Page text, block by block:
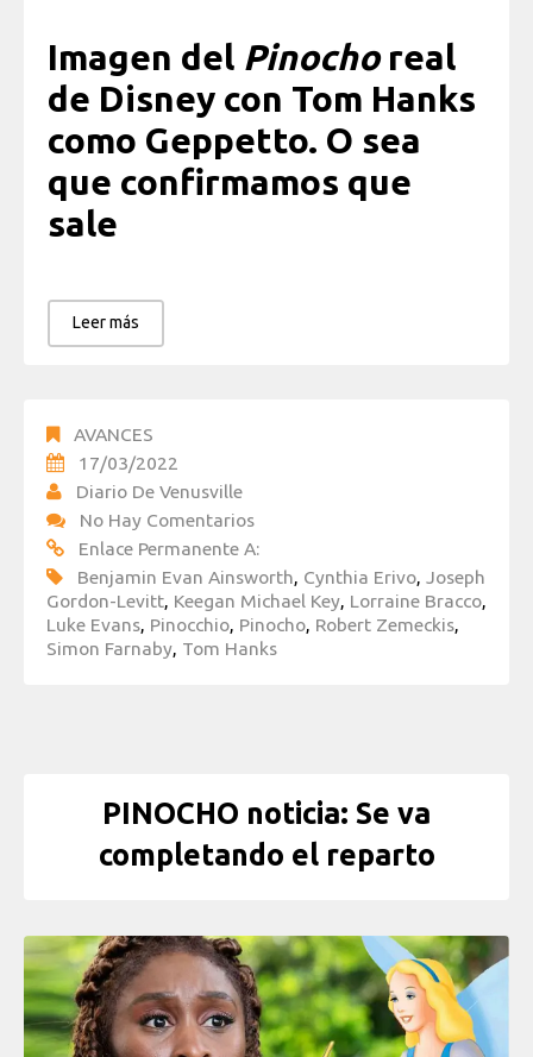
Imagen del Pinochoreal
de Disney con Tom Hanks
como Geppetto. O sea
que confirmamos que
sale
Leer más
AVANCES
17/03/2022
Diario De Venusville
No Hay Comentarios
Enlace Permanente A:
Benjamin Evan Ainsworth, Cynthia Erivo, Joseph
Gordon-Levitt, Keegan Michael Key, Lorraine Bracco,
Luke Evans, Pinocchio, Pinocho, Robert Zemeckis,
Simon Farnaby, Tom Hanks
PINOCHO noticia: Se va
completando el reparto